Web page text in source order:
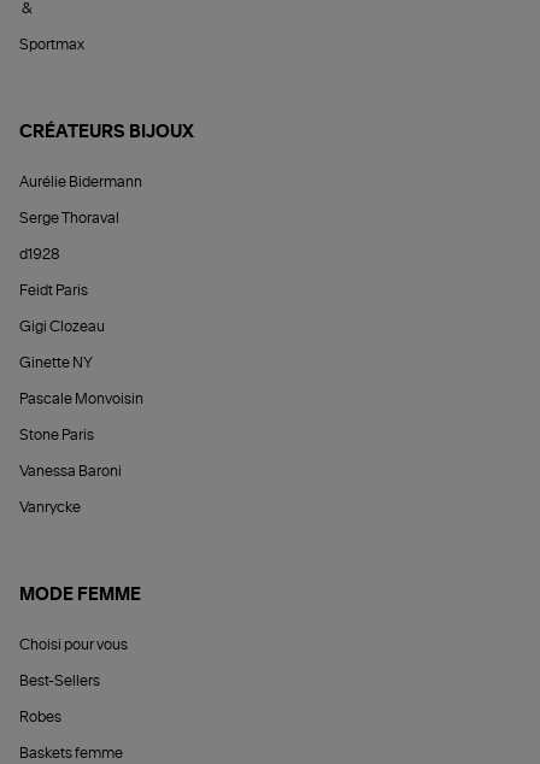
&
Sportmax
CRÉATEURS BIJOUX
Aurélie Bidermann
Serge Thoraval
d1928
Feidt Paris
Gigi Clozeau
Ginette NY
Pascale Monvoisin
Stone Paris
Vanessa Baroni
Vanrycke
MODE FEMME
Choisi pour vous
Best-Sellers
Robes
Baskets femme